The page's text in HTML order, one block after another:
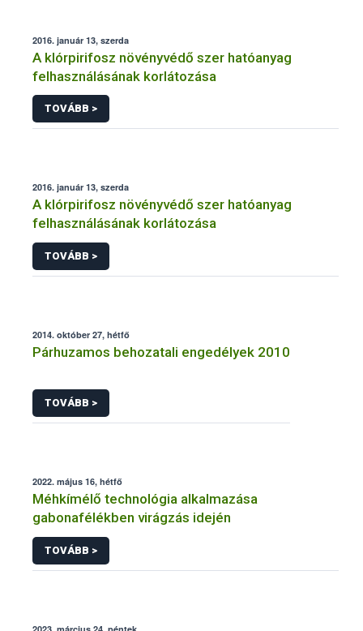
2016. január 13, szerda
A klórpirifosz növényvédő szer hatóanyag
felhasználásának korlátozása
TOVÁBB >
2016. január 13, szerda
A klórpirifosz növényvédő szer hatóanyag
felhasználásának korlátozása
TOVÁBB >
2014. október 27, hétfő
Párhuzamos behozatali engedélyek 2010
TOVÁBB >
2022. május 16, hétfő
Méhkímélő technológia alkalmazása
gabonafélékben virágzás idején
TOVÁBB >